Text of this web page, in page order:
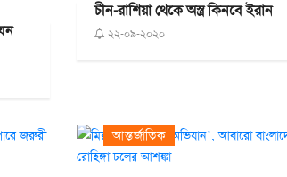
চীন-রাশিয়া থেকে অস্ত্র কিনবে ইরান
২২-০৯-২০২০
আন্তর্জাতিক